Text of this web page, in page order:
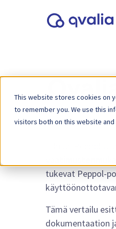
This website stores cookies on
to remember you. We use this
visitors both on this website
tukevat Peppol-
Tämä vertailu
dokumentaation